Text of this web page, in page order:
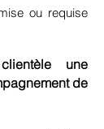
ou requise
une
de